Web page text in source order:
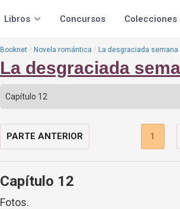
Libros Concursos Colecciones
Booknet Novela romántica La desgraciada
La desgraciada
PARTE ANTERIOR 1
Capítulo 12
Fotos.